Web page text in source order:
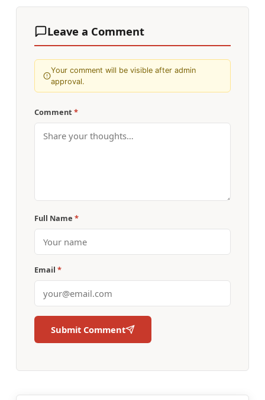
Leave a Comment
Your comment will be visible after admin
approval.
Comment *
Full Name *
Email *
Submit Comment